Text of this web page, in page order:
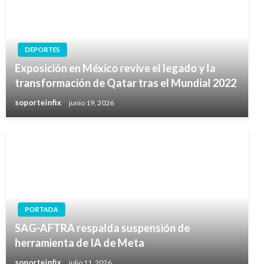
DEPORTES
Exposición en México revive el legado y la
transformación de Qatar tras el Mundial 2022
soporteinfix junio 19, 2026
PORTADA
SAG-AFTRA respalda suspensión de
herramienta de IA de Meta